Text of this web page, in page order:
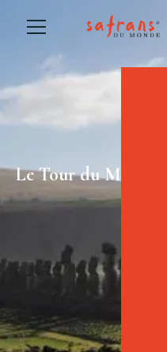
Le Tour du Monde